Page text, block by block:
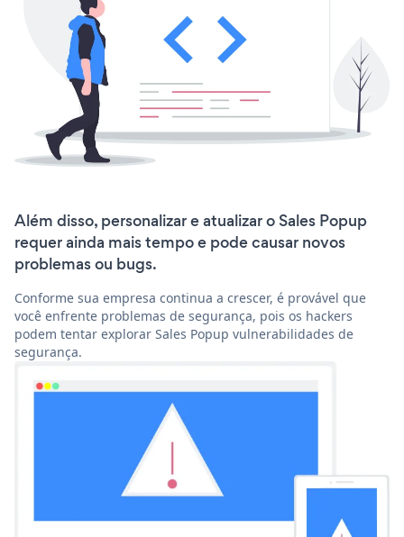
Além disso, personalizar e atualizar o Sales Popup
requer ainda mais tempo e pode causar novos
problemas ou bugs.
Conforme sua empresa continua a crescer, é provável que
você enfrente problemas de segurança, pois os hackers
podem tentar explorar Sales Popup vulnerabilidades de
segurança.